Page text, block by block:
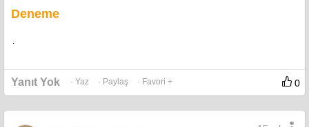
[bscfp=][Kunye=]
Deneme
Yanıt Yok · Yaz · Paylaş · Favori + 0